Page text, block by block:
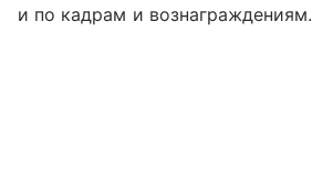
и по кадрам и вознаграждениям.